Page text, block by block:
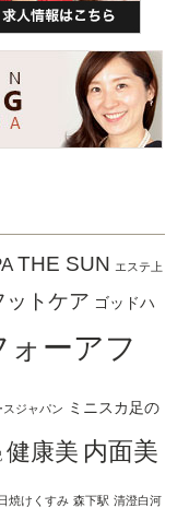
THE SUN エステ上
ットケア ゴッドハ
ォーアフ
スジャパン ミニスカ足の
健康美 内面美
焼けくすみ 森下駅 清澄白河